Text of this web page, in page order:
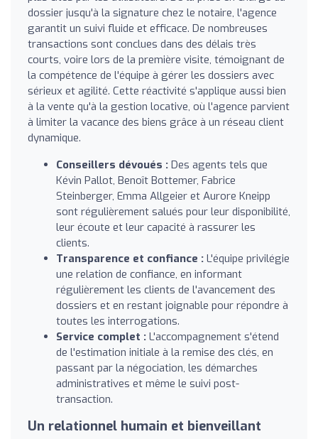
dossier jusqu'à la signature chez le notaire, l'agence
garantit un suivi fluide et efficace. De nombreuses
transactions sont conclues dans des délais très
courts, voire lors de la première visite, témoignant de
la compétence de l'équipe à gérer les dossiers avec
sérieux et agilité. Cette réactivité s'applique aussi bien
à la vente qu'à la gestion locative, où l'agence parvient
à limiter la vacance des biens grâce à un réseau client
dynamique.
Conseillers dévoués : Des agents tels que
Kévin Pallot, Benoît Bottemer, Fabrice
Steinberger, Emma Allgeier et Aurore Kneipp
sont régulièrement salués pour leur disponibilité,
leur écoute et leur capacité à rassurer les
clients.
Transparence et confiance : L'équipe privilégie
une relation de confiance, en informant
régulièrement les clients de l'avancement des
dossiers et en restant joignable pour répondre à
toutes les interrogations.
Service complet : L'accompagnement s'étend
de l'estimation initiale à la remise des clés, en
passant par la négociation, les démarches
administratives et même le suivi post-
transaction.
Un relationnel humain et bienveillant